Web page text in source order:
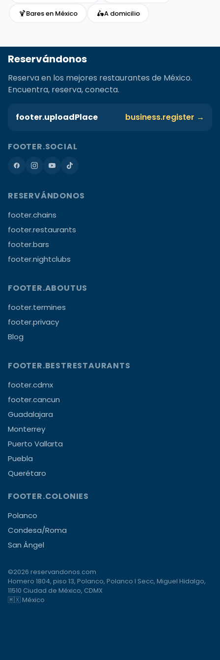
🍹Bares en México 🛵A domicilio
Reservándonos
Reserva en los mejores restaurantes de México.
Encuentra, reserva, conecta.
footer.uploadPlace business.register →
FOOTER.SOCIAL
RESERVÁNDONOS
footer.chains
footer.restaurants
footer.bars
footer.nightclubs
FOOTER.ABOUTUS
footer.termines
footer.privacy
Blog
FOOTER.BESTRESTAURANTS
footer.cdmx
footer.cancun
Guadalajara
Monterrey
Puerto Vallarta
Puebla
Querétaro
FOOTER.COLONIES
Polanco
Condesa/Roma
San Ángel
©2026 reservandonos.com
Homero 1804, piso 13, Polanco, Polanco I Secc, Miguel Hidalgo,
11510 Ciudad de México, CDMX
🇲🇽 México